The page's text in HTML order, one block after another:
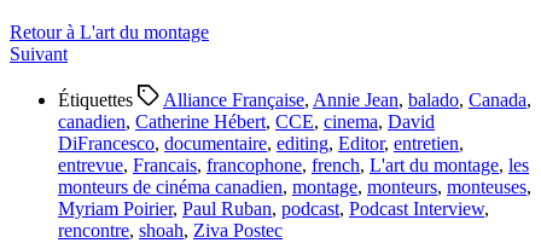
Retour à L'art du montage
Suivant
Étiquettes Alliance Française, Annie Jean, balado, Canada,
canadien, Catherine Hébert, CCE, cinema, David
DiFrancesco, documentaire, editing, Editor, entretien,
entrevue, Francais, francophone, french, L'art du montage, les
monteurs de cinéma canadien, montage, monteurs, monteuses,
Myriam Poirier, Paul Ruban, podcast, Podcast Interview,
rencontre, shoah, Ziva Postec